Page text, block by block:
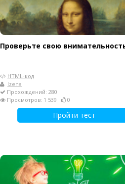
Проверьте свою
HTML-код
Izena
Прохождений: 280
Просмотров: 1 539
0
Пройти тест